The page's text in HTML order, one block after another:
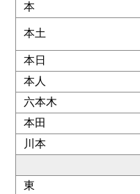
本
本土
本日
本人
六本木
本田
川本
東